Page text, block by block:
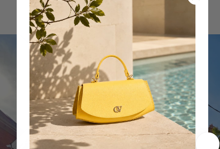
4.9
4.9 sur 5 étoiles basé sur 257 avis